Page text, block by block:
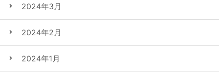
2024年3月
2024年2月
2024年1月